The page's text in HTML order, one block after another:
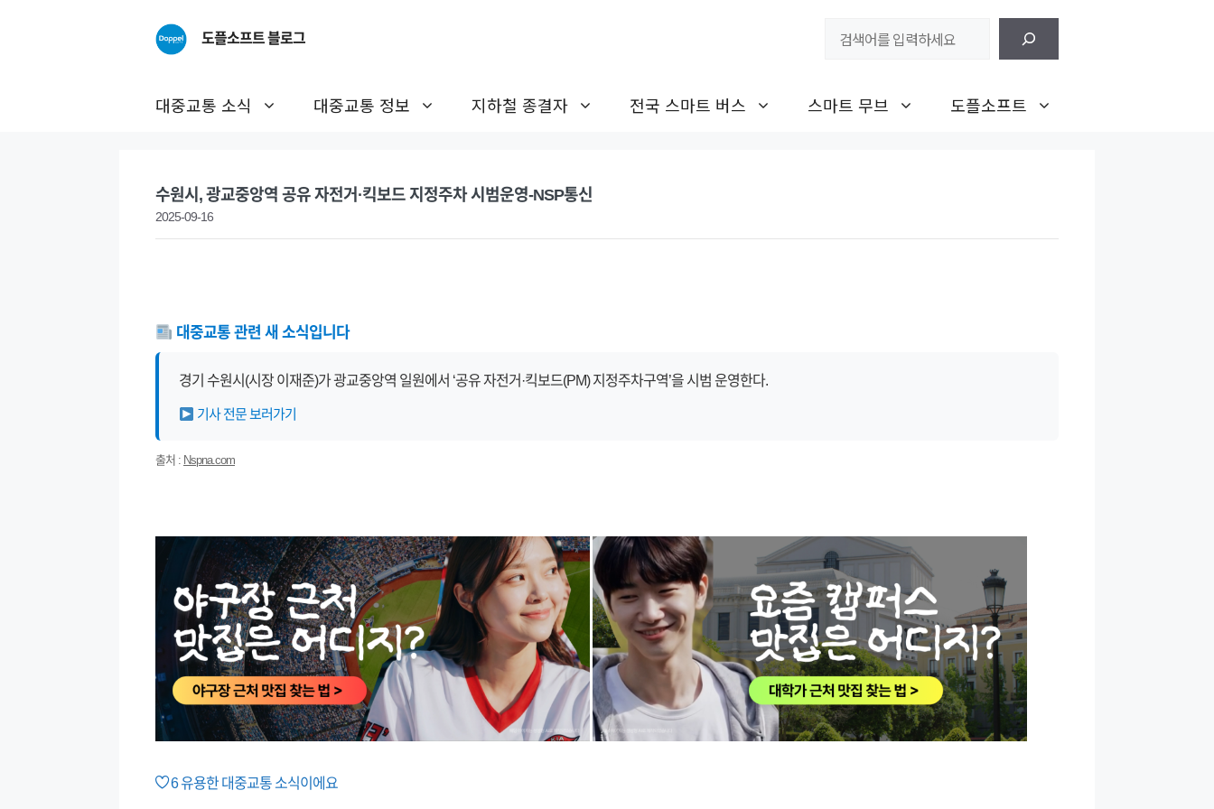
도플소프트 블로그
대중교통 소식 대중교통 정보 지하철 종결자 전국 스마트 버스 스마트 무브 도플소프트
수원시, 광교중앙역 공유 자전거·킥보드 지정주차 시범운영-NSP통신
2025-09-16
대중교통 관련 새 소식입니다
경기 수원시(시장 이재준)가 광교중앙역 일원에서 ‘공유 자전거·킥보드(PM) 지정주차구역’을 시범 운영한다.
기사 전문 보러가기
출처 : Nspna.com
6유용한 대중교통 소식이에요